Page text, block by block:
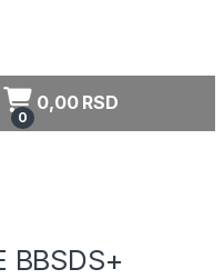
0
0,00RSD
BBSDS+